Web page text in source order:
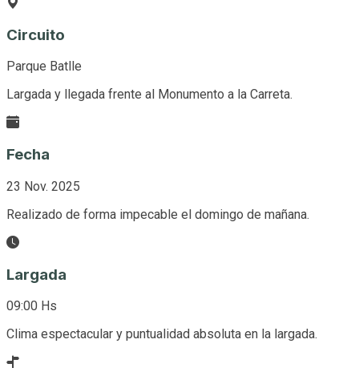
Circuito
Parque Batlle
Largada y llegada frente al Monumento a la Carreta.
Fecha
23 Nov. 2025
Realizado de forma impecable el domingo de mañana.
Largada
09:00 Hs
Clima espectacular y puntualidad absoluta en la largada.